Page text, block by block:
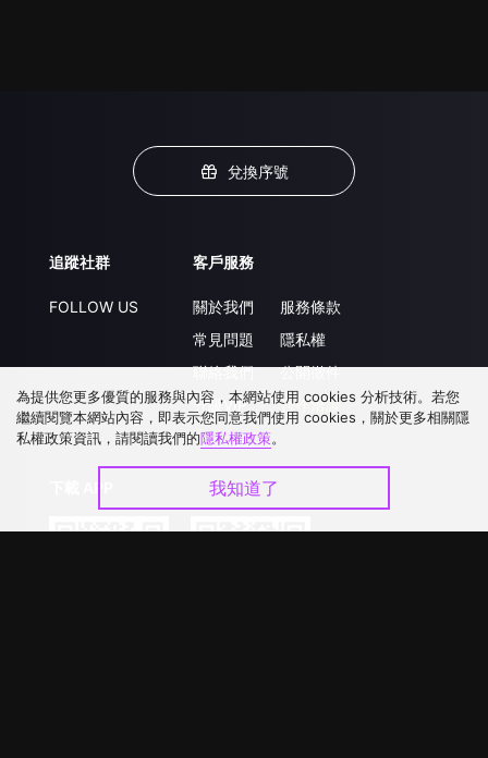
兌換序號
追蹤社群
FOLLOW US
客戶服務
關於我們
常見問題
聯絡我們
升級VIP
服務條款
隱私權
公開徵件
合作洽談
為提供您更多優質的服務與內容，本網站使用 cookies 分析技術。若您
繼續閱覽本網站內容，即表示您同意我們使用 cookies，關於更多相關隱
私權政策資訊，請閱讀我們的隱私權政策。
我知道了